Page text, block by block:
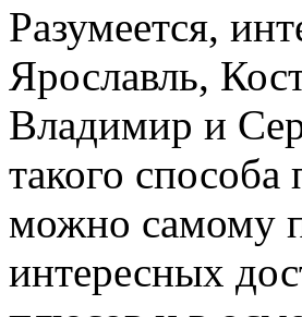
Разумеется,
Ярославль,
Владимир и
такого
можно самому
интересных